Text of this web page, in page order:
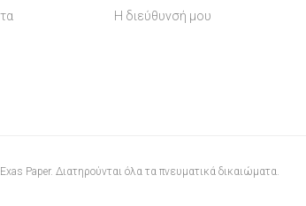
Η διεύθυνσή μου
Paper. Διατηρούνται όλα τα πνευματικά δικαιώματα.